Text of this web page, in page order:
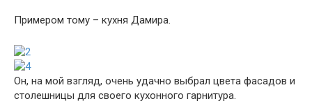
Примером тому – кухня Дамира.
Он, на мой взгляд, очень удачно выбрал цвета фасадов и
столешницы для своего кухонного гарнитура.